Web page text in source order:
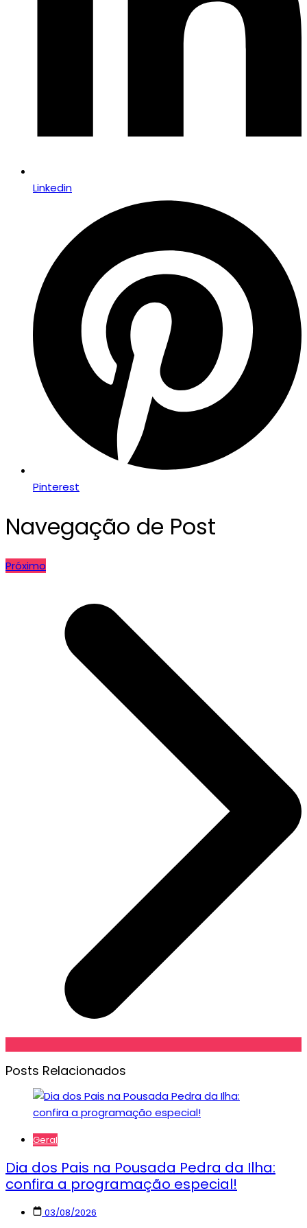
Linkedin
Pinterest
Navegação de Post
Próximo
Posts Relacionados
Geral
Dia dos Pais na Pousada Pedra da Ilha:
confira a programação especial!
03/08/2026